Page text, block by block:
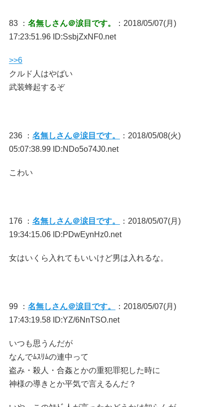
83 ： 名無しさん＠涙目です。
：2018/05/07(月)
17:23:51.96 ID:SsbjZxNF0.net
>>6
クルド人はやばい
武装蜂起するぞ
236 ： 名無しさん＠涙目です。
：2018/05/08(火)
05:07:38.99 ID:NDo5o74J0.net
こわい
176 ： 名無しさん＠涙目です。
：2018/05/07(月)
19:34:15.06 ID:PDwEynHz0.net
女はいくら入れてもいいけど男は入れるな。
99 ： 名無しさん＠涙目です。
：2018/05/07(月)
17:43:19.58 ID:YZ/6NnTSO.net
いつも思うんだが
なんでﾑｽﾘﾑの連中って
盗み・殺人・合姦とかの重犯罪犯した時に
神様の導きとか平気で言えるんだ？